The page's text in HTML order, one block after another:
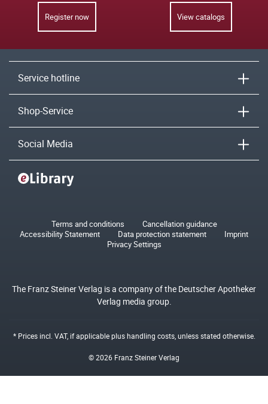
Register now View catalogs
Service hotline
Shop-Service
Social Media
Terms and conditions
Cancellation guidance
Accessibility Statement
Data protection statement
Imprint
Privacy Settings
The Franz Steiner Verlag is a company of the Deutscher Apotheker
Verlag media group.
* Prices incl. VAT, if applicable plushandling costs, unless stated otherwise.
© 2026 Franz Steiner Verlag